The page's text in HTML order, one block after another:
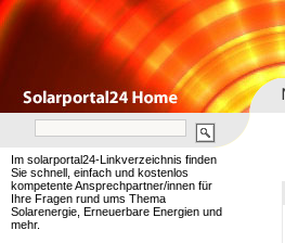
Im solarportal24-Linkverzeichnis finden
Sie schnell, einfach und kostenlos
kompetente Ansprechpartner/innen für
Ihre Fragen rund ums Thema
Solarenergie, Erneuerbare Energien und
mehr.